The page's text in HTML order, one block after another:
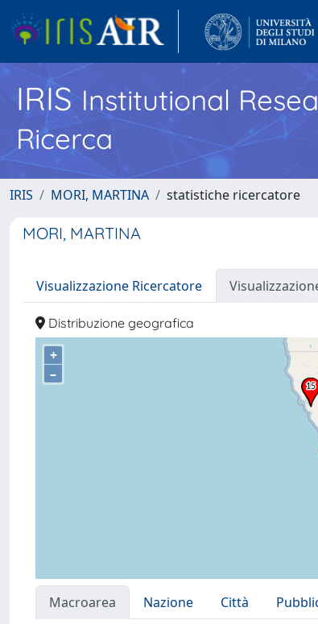
IRISInstitutional
Ricerca
IRIS MORI, MARTINA statistiche ricercatore
MORI, MARTINA
Visualizzazione Ricercatore
Distribuzione geografica
+
–
Macroarea Nazione Città